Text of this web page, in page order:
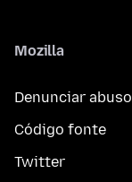
Mozilla
Denunciar
Código fonte
Twitter